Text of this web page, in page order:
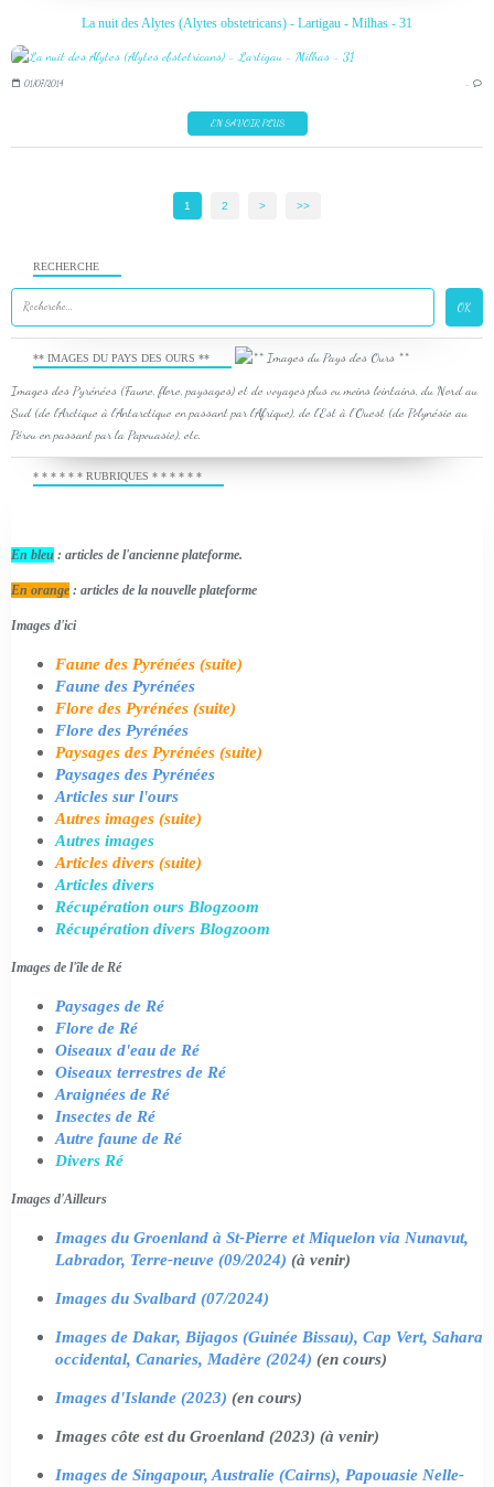
La nuit des Alytes (Alytes obstetricans) - Lartigau - Milhas - 31
01/07/2014 …
EN SAVOIR PLUS
1 2 > >>
RECHERCHE
** IMAGES DU PAYS DES OURS **
Images des Pyrénées (Faune, flore, paysages) et de voyages plus ou moins lointains, du Nord au
Sud (de l'Arctique à l'Antarctique en passant par l'Afrique), de l'Est à l'Ouest (de Polynésie au
Pérou en passant par la Papouasie), etc.
* * * * * * RUBRIQUES * * * * * *
En bleu : articles de l'ancienne plateforme.
En orange : articles de la nouvelle plateforme
Images d'ici
Faune des Pyrénées (suite)
Faune des Pyrénées
Flore des Pyrénées (suite)
Flore des Pyrénées
Paysages des Pyrénées (suite)
Paysages des Pyrénées
Articles sur l'ours
Autres images (suite)
Autres images
Articles divers (suite)
Articles divers
Récupération ours Blogzoom
Récupération divers Blogzoom
Images de l'île de Ré
Paysages de Ré
Flore de Ré
Oiseaux d'eau de Ré
Oiseaux terrestres de Ré
Araignées de Ré
Insectes de Ré
Autre faune de Ré
Divers Ré
Images d'Ailleurs
Images du Groenland à St-Pierre et Miquelon via Nunavut,
Labrador, Terre-neuve (09/2024) (à venir)
Images du Svalbard (07/2024)
Images de Dakar, Bijagos (Guinée Bissau), Cap Vert, Sahara
occidental, Canaries, Madère (2024) (en cours)
Images d'Islande (2023) (en cours)
Images côte est du Groenland (2023) (à venir)
Images de Singapour, Australie (Cairns), Papouasie Nelle-